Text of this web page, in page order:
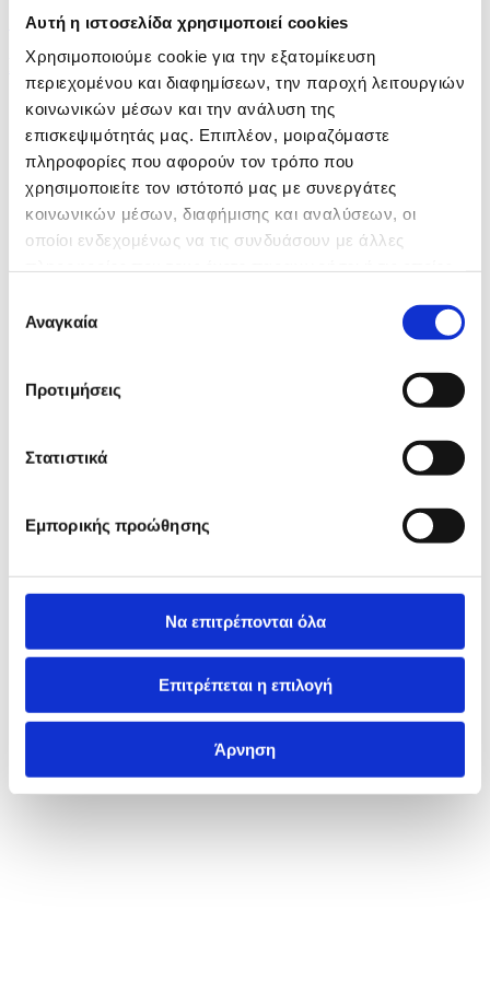
Αυτή η ιστοσελίδα χρησιμοποιεί cookies
Χρησιμοποιούμε cookie για την εξατομίκευση
περιεχομένου και διαφημίσεων, την παροχή λειτουργιών
κοινωνικών μέσων και την ανάλυση της
επισκεψιμότητάς μας. Επιπλέον, μοιραζόμαστε
πληροφορίες που αφορούν τον τρόπο που
χρησιμοποιείτε τον ιστότοπό μας με συνεργάτες
κοινωνικών μέσων, διαφήμισης και αναλύσεων, οι
οποίοι ενδεχομένως να τις συνδυάσουν με άλλες
των υπηρεσιών τους.
συγκατάθεσης
Αναγκαία
Προτιμήσεις
Στατιστικά
Εμπορικής προώθησης
Να επιτρέπονται όλα
Επιτρέπεται η επιλογή
Άρνηση
19 hours ago
Protesters demand halt to planned antenna...